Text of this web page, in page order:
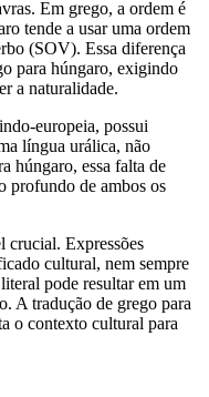
Em grego, a ordem é
tende a usar uma ordem
(SOV). Essa diferença
para húngaro, exigindo
a naturalidade.
europeia, possui
língua urálica, não
húngaro, essa falta de
profundo de ambos os
crucial. Expressões
cultural, nem sempre
pode resultar em um
A tradução de grego para
o contexto cultural para